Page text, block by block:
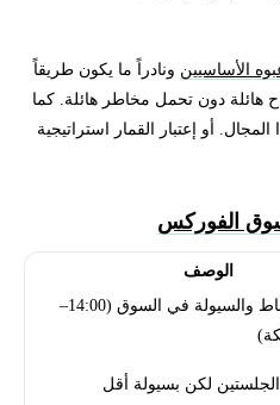
الأساسيين ونادراً ما يكون طريقاً
هائلة دون تحمل مخاطر هائلة. كما
أو إعتبار القمار استراتيجية
الفوركس
الوصف
أكثر فترات النشاط والسيولة في السوق (14:00–
لكن بسيولة أقل